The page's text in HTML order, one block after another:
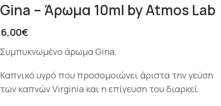
Gina – Άρωμα 10ml by Atmos Lab
6,00€
Συμπυκνωμένο άρωμα Gina.
Καπνικό υγρό που προσομοιώνει άριστα την γεύση
των καπνών Virginia και η επίγευση του διαρκεί.